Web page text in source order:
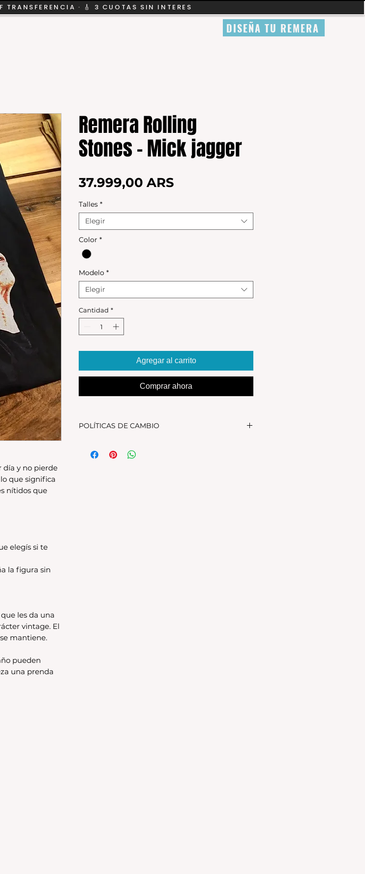
· 🎸 3 CUOTAS SIN INTERES
DISEÑA TU REMERA
día y no pierde
que significa
nítidos que
elegís si te
la figura sin
les da una
vintage. El
mantiene.
pueden
una prenda
Remera Rolling
Stones - Mick jagger
37.999,00 ARS
Talles *
Elegir
Color *
Modelo *
Elegir
Cantidad *
Agregar al carrito
Comprar ahora
POLÍTICAS DE CAMBIO
debe encontrarse sin uso y en su packaging